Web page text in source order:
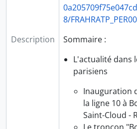
8/
Description
Sommaire :
L'actualité dans
parisiens
Inauguration
la ligne 10 à
Saint-Cloud -